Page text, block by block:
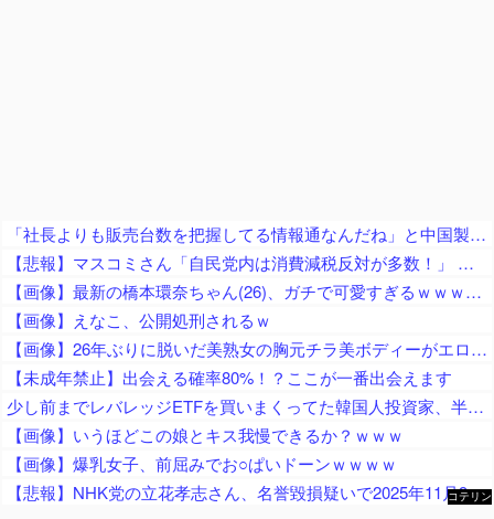
「社長よりも販売台数を把握してる情報通なんだね」と中国製軽EVを絶賛する人が猛ツッコミを食らう、社長の公式発表と随分食い違っておりますね……
【悲報】マスコミさん「自民党内は消費減税反対が多数！」 → 自民党議員の内部暴露で嘘が完全発覚 → ｗｗｗｗｗｗｗｗｗｗｗｗｗｗ
【画像】最新の橋本環奈ちゃん(26)、ガチで可愛すぎるｗｗｗｗｗ
【画像】えなこ、公開処刑されるｗ
【画像】26年ぶりに脱いだ美熟女の胸元チラ美ボディーがエロすぎるｗｗ
【未成年禁止】出会える確率80%！？ここが一番出会えます
少し前までレバレッジETFを買いまくってた韓国人投資家、半導体株が下落局面に突入したと判断した途端に……
【画像】いうほどこの娘とキス我慢できるか？ｗｗｗ
【画像】爆乳女子、前屈みでお○ぱいドーンｗｗｗｗ
【悲報】NHK党の立花孝志さん、名誉毀損疑いで2025年11月9日に逮捕され、この１件で8ヶ月半勾留 昨日も保釈請求を棄却
コテリン